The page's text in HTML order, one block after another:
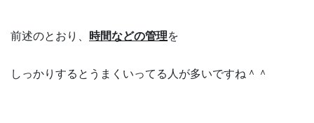
前述のとおり、 時間などの管理を
しっかりするとうまくいってる人が多いですね＾＾